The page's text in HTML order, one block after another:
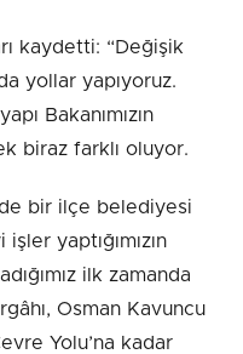
kaydetti: “Değişik
yollar yapıyoruz.
Bakanımızın
biraz farklı oluyor.
bir ilçe belediyesi
yaptığımızın
ilk zamanda
Osman Kavuncu
Yolu’na kadar